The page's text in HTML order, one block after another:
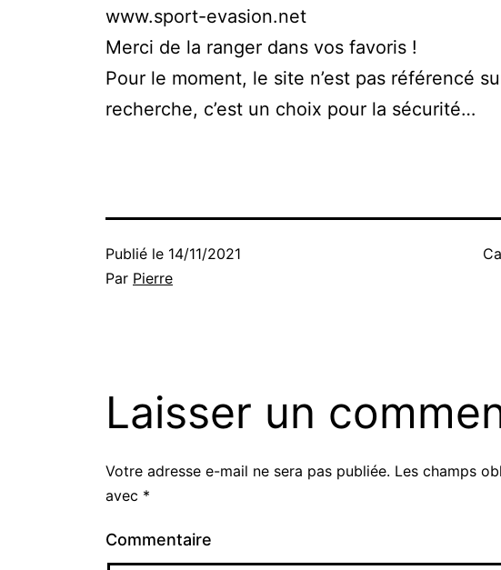
www.sport-evasion.net
Merci de la ranger dans vos favoris !
Pour le moment, le site n’est pas référencé
recherche, c’est un choix pour la sécurité…
Publié le 14/11/2021
Par Pierre
Laisser un
Votre adresse e-mail ne sera pas publiée. Les champs
avec *
Commentaire